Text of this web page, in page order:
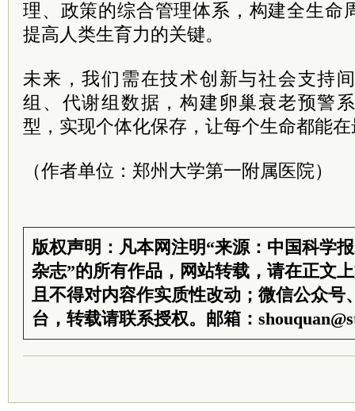
理、政策的综合管理体系，构建全生命
提高人类生育力的关键。
未来，我们需在技术创新与社会支持
组、代谢组数据，构建卵巢衰老预警
型，实现个体化保存，让每个生命都能
（作者单位：郑州大学第一附属医院）
版权声明：凡本网注明“来源：中国科学
杂志”的所有作品，网站转载，请在正文
且不得对内容作实质性改动；微信公众号
台，转载请联系授权。邮箱：